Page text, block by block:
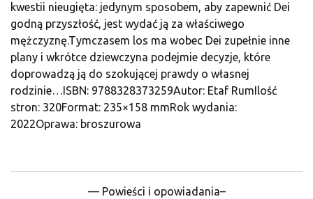
kwestii nieugięta: jedynym sposobem, aby zapewnić Dei
godną przyszłość, jest wydać ją za właściwego
mężczyznę.Tymczasem los ma wobec Dei zupełnie inne
plany i wkrótce dziewczyna podejmie decyzje, które
doprowadzą ją do szokującej prawdy o własnej
rodzinie…ISBN: 9788328373259Autor: Etaf RumIlość
stron: 320Format: 235×158 mmRok wydania:
2022Oprawa: broszurowa
— Powieści i opowiadania–